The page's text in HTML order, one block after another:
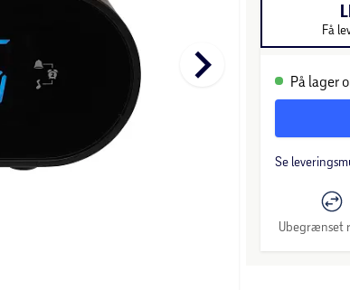
keyboard_arrow_right
Få
På lager
Se
Ubegrænset